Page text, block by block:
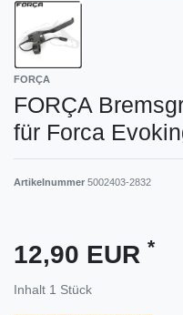
FORÇA
FORÇA
für Forca
Artikelnummer 5002403-2832
12,90 EUR *
Inhalt 1 Stück